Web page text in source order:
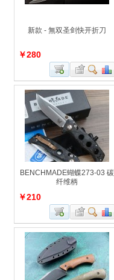
新款 - 無双圣剑快开折刀
￥280
BENCHMADE蝴蝶273-03 碳
纤维柄
￥210